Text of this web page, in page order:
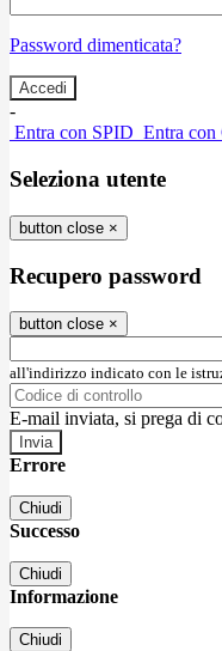
Password dimenticata?
-
Entra con SPID Entra con
Seleziona utente
button close ×
Recupero password
button close ×
all'indirizzo indicato con le
E-mail inviata, si prega di
Errore
Chiudi
Successo
Chiudi
Informazione
Chiudi